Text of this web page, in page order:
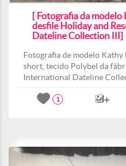
[ Fotografia da modelo
desfile Holiday and
Dateline Collection III]
Fotografia de modelo Kathy
short, tecido Polybel da
International Dateline
1